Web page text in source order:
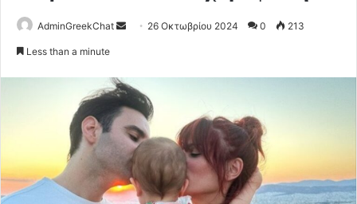
AdminGreekChat
Send 26 Οκτωβρίου 2024 0 213
Less than a minute